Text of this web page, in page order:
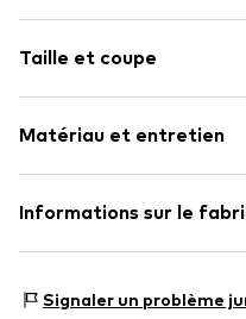
Compartiment principal
Poche extérieure à
Etiquette patch /
Taille et coupe
Longueur de la
Bandoulière
Matériau et entretien
Matériau supérieur :
Informations sur le
22529 Hamburg
Signaler un problème